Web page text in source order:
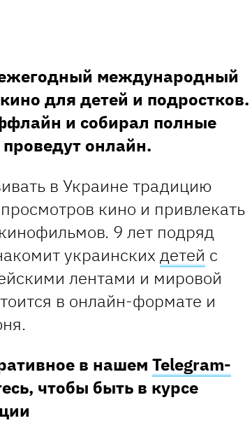
международный
для детей и подростков.
и собирал полные
онлайн.
в Украине традицию
кино и привлекать
9 лет подряд
украинских детей с
лентами и мировой
в онлайн-формате и
в нашем Telegram-
чтобы быть в курсе